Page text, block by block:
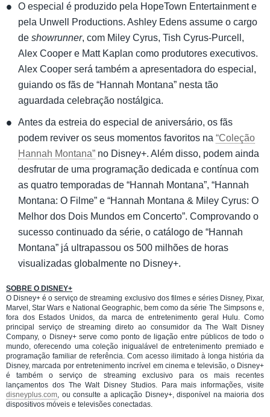
O especial é produzido pela HopeTown Entertainment e
pela Unwell Productions. Ashley Edens assume o cargo
de showrunner, com Miley Cyrus, Tish Cyrus-Purcell,
Alex Cooper e Matt Kaplan como produtores executivos.
Alex Cooper será também a apresentadora do especial,
guiando os fãs de “Hannah Montana” nesta tão
aguardada celebração nostálgica.
Antes da estreia do especial de aniversário, os fãs
podem reviver os seus momentos favoritos na “Coleção
Hannah Montana” no Disney+. Além disso, podem ainda
desfrutar de uma programação dedicada e contínua com
as quatro temporadas de “Hannah Montana”, “Hannah
Montana: O Filme” e “Hannah Montana & Miley Cyrus: O
Melhor dos Dois Mundos em Concerto”. Comprovando o
sucesso continuado da série, o catálogo de “Hannah
Montana” já ultrapassou os 500 milhões de horas
visualizadas globalmente no Disney+.
SOBRE O DISNEY+
O Disney+ é o serviço de streaming exclusivo dos filmes e séries Disney, Pixar,
Marvel, Star Wars e National Geographic, bem como da série The Simpsons e,
fora dos Estados Unidos, da marca de entretenimento geral Hulu. Como
principal serviço de streaming direto ao consumidor da The Walt Disney
Company, o Disney+ serve como ponto de ligação entre públicos de todo o
mundo, oferecendo uma coleção inigualável de entretenimento premiado e
programação familiar de referência. Com acesso ilimitado à longa história da
Disney, marcada por entretenimento incrível em cinema e televisão, o Disney+
é também o serviço de streaming exclusivo para os mais recentes
lançamentos dos The Walt Disney Studios. Para mais informações, visite
disneyplus.com , ou consulte a aplicação Disney+, disponível na maioria dos
dispositivos móveis e televisões conectadas.